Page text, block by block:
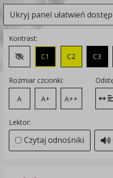
Ukryj panel ułatwień
Kontrast:
Zmień kontrast na domyślny
C1 C2 C3
Rozmiar czcionki:
A
A+ A++
Lektor:
Czytaj odnośniki